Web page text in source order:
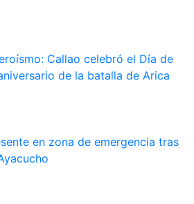
Callao celebró el Día de
de la batalla de Arica
en zona de emergencia tras